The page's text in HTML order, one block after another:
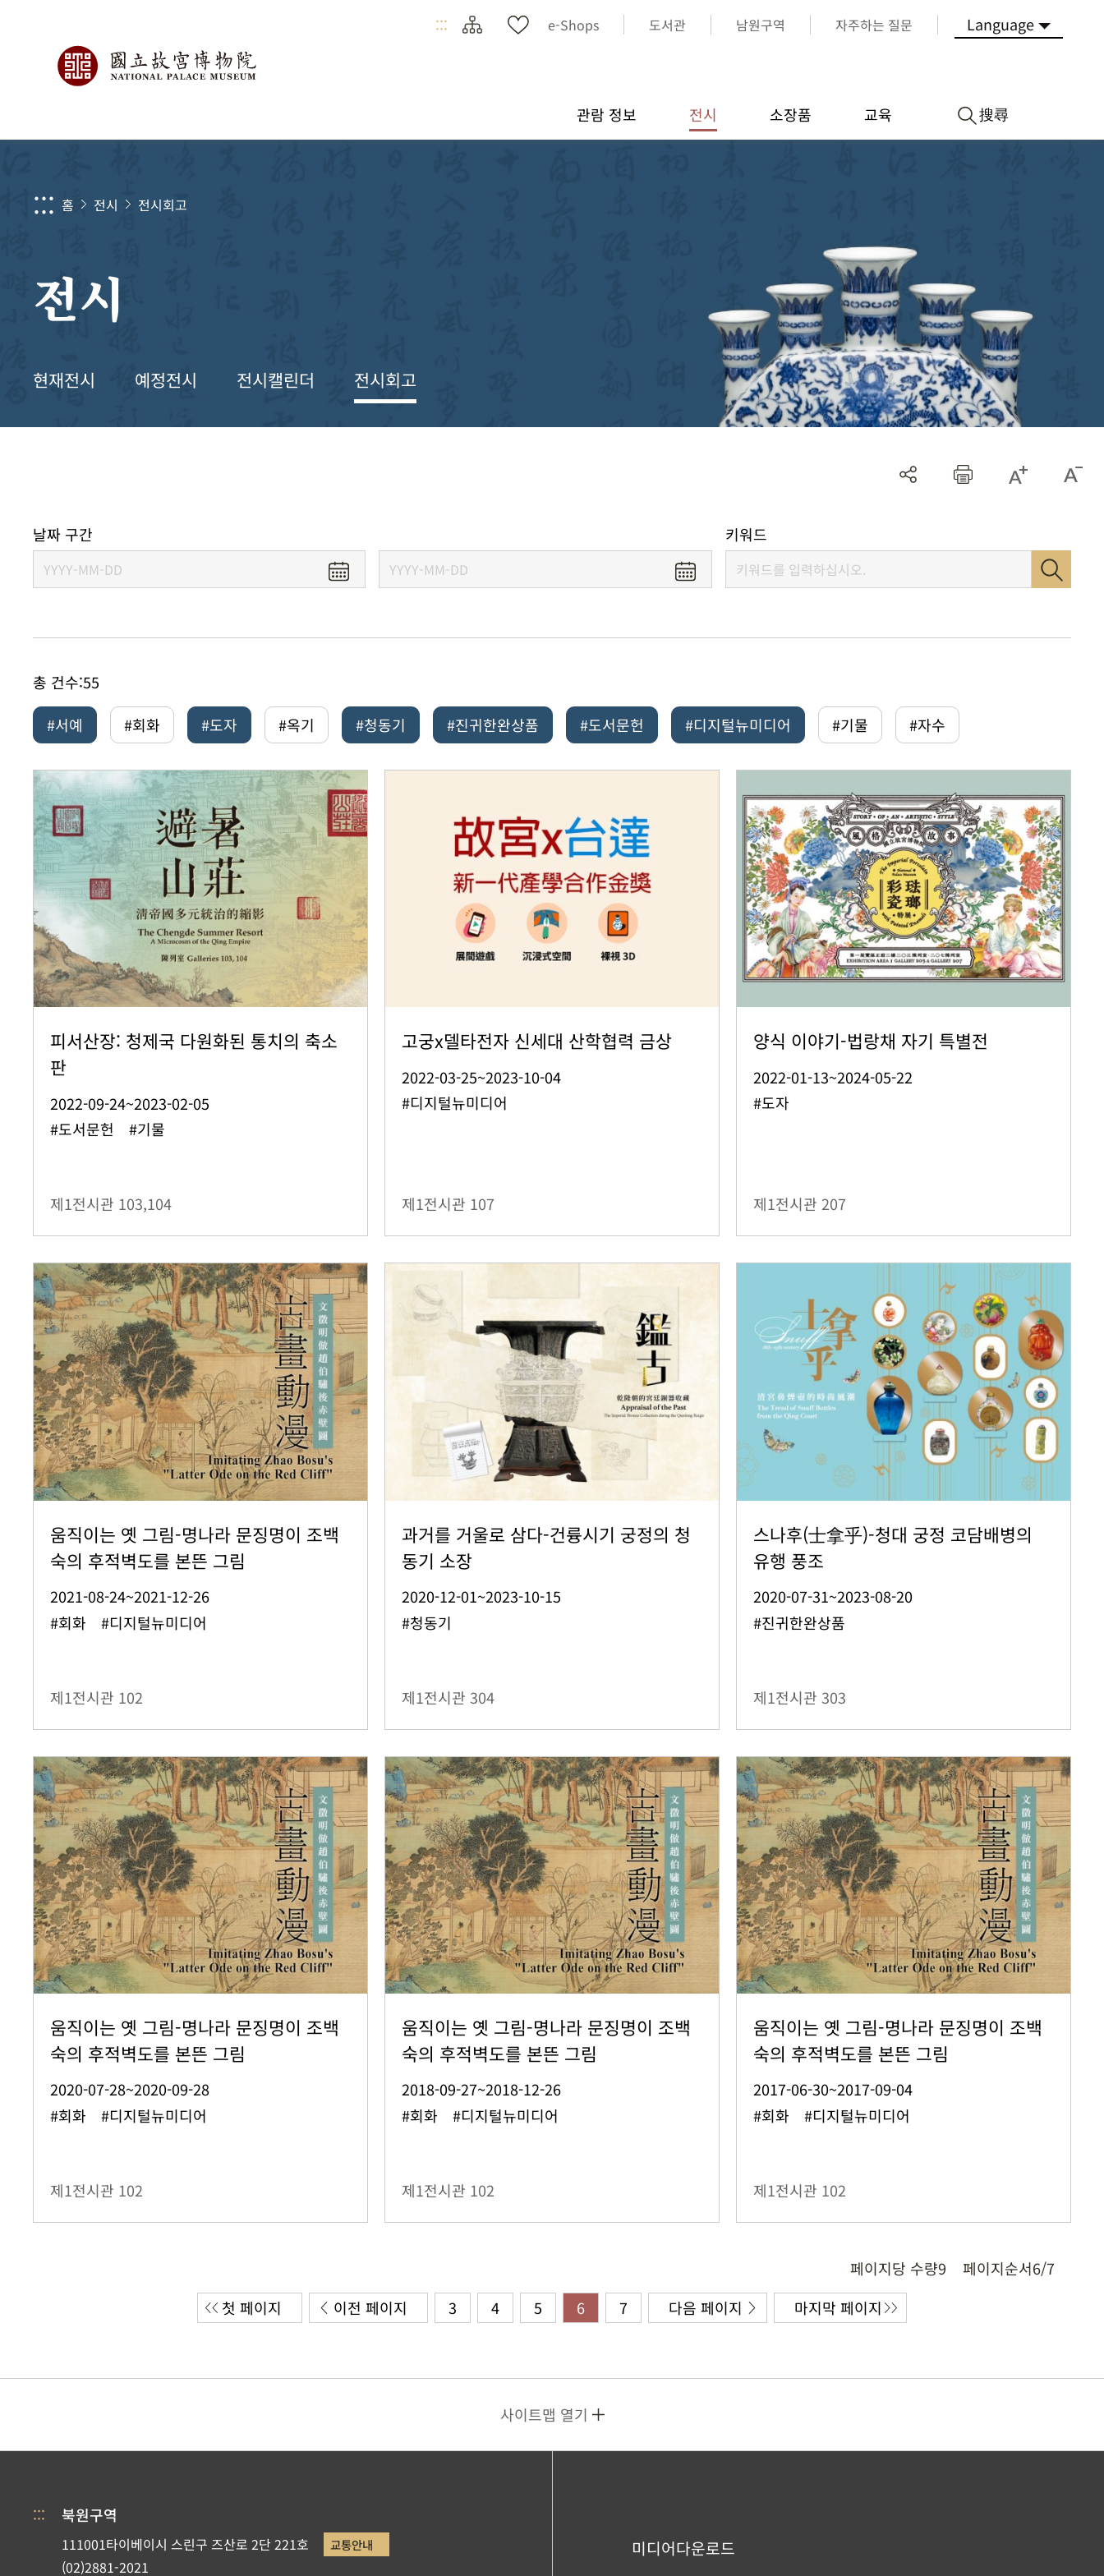
::: e-Shops 도서관 남원구역 자주하는 질문 Language
관람 정보 전시 소장품 교육 搜尋
::: 홈 전시 전시회고
전시
현재전시 예정전시 전시캘린더 전시회고
날짜 구간 키워드
총 건수:55
#서예
#회화 #도자 #옥기 #청동기 #진귀한완상품 #도서문헌 #디지털뉴미디어 #기물 #자수
피서산장: 청제국 다원화된 통치의 축소
판
2022-09-24~2023-02-05
#도서문헌 #기물
제1전시관 103,104
고궁x델타전자 신세대 산학협력 금상
2022-03-25~2023-10-04
#디지털뉴미디어
제1전시관 107
양식 이야기-법랑채 자기 특별전
2022-01-13~2024-05-22
#도자
제1전시관 207
움직이는 옛 그림-명나라 문징명이 조백
숙의 후적벽도를 본뜬 그림
2021-08-24~2021-12-26
#회화 #디지털뉴미디어
제1전시관 102
과거를 거울로 삼다-건륭시기 궁정의 청
동기 소장
2020-12-01~2023-10-15
#청동기
제1전시관 304
스나후(士拿乎)-청대 궁정 코담배병의
유행 풍조
2020-07-31~2023-08-20
#진귀한완상품
제1전시관 303
움직이는 옛 그림-명나라 문징명이 조백
숙의 후적벽도를 본뜬 그림
2020-07-28~2020-09-28
#회화 #디지털뉴미디어
제1전시관 102
움직이는 옛 그림-명나라 문징명이 조백
숙의 후적벽도를 본뜬 그림
2018-09-27~2018-12-26
#회화 #디지털뉴미디어
제1전시관 102
움직이는 옛 그림-명나라 문징명이 조백
숙의 후적벽도를 본뜬 그림
2017-06-30~2017-09-04
#회화 #디지털뉴미디어
제1전시관 102
페이지당 수량9 페이지순서6/7
첫 페이지
이전 페이지 3 4 5 6 7 다음 페이지 마지막 페이지
사이트맵 열기
::: 북원구역
111001타이베이시 스린구 즈산로 2단 221호 교통안내
(02)2881-2021
미디어다운로드